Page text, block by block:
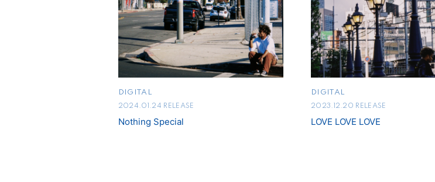
DIGITAL
2024.01.24 RELEASE
Nothing Special
DIGITAL
2023.12.20 RELEASE
LOVE LOVE LOVE